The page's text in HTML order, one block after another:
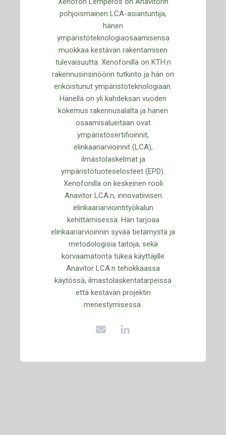
pohjoismainen LCA-asiantuntija,
hänen
ympäristöteknologiaosaamisensa
muokkaa kestävän rakentamisen
tulevaisuutta. Xenofonilla on KTH:n
rakennusinsinöörin tutkinto ja hän on
erikoistunut ympäristöteknologiaan.
Hänellä on yli kahdeksan vuoden
kokemus rakennusalalta ja hänen
osaamisalueitaan ovat
ympäristösertifioinnit,
elinkaariarvioinnit (LCA),
ilmastolaskelmat ja
ympäristötuoteselosteet (EPD).
Xenofonilla on keskeinen rooli
Anavitor LCA:n, innovatiivisen
elinkaariarviointityökalun
kehittämisessä. Hän tarjoaa
elinkaariarvioinnin syvää tietämystä ja
metodologisia taitoja, sekä
korvaamatonta tukea käyttäjille
Anavitor LCA:n tehokkaassa
käytössä, ilmastolaskentatarpeissa
että kestävän projektin
menestymisessä.